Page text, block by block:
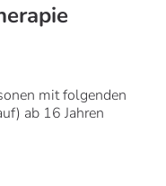
mit folgenden
ab 16 Jahren